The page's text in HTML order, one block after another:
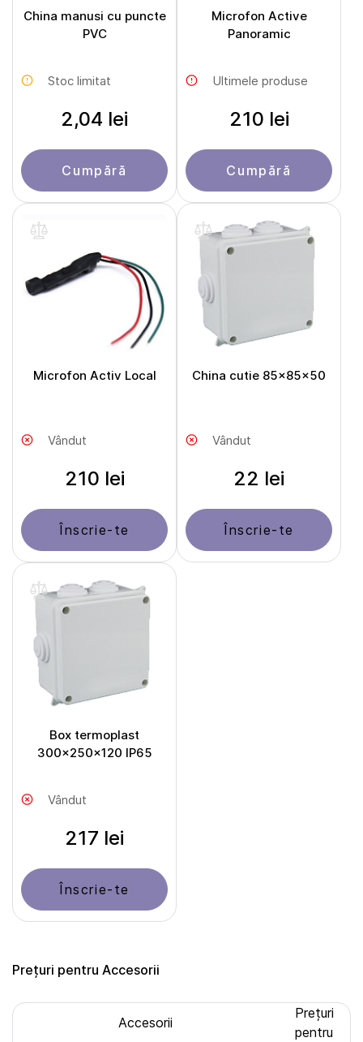
China manusi cu puncte
PVC
Stoc limitat
2,04 lei
Cumpără
Microfon Active
Panoramic
Ultimele produse
210 lei
Cumpără
Microfon Activ Local
Vândut
210 lei
Înscrie-te
China cutie 85x85x50
Vândut
22 lei
Înscrie-te
Box termoplast
300x250x120 IP65
Vândut
217 lei
Înscrie-te
Prețuri pentru Accesorii
Accesorii
Prețuri
pentru